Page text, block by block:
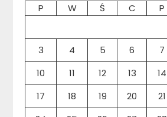
P W Ś C P
3
4 5 6 7
10
11 12 13 14
17
18 19 20 21